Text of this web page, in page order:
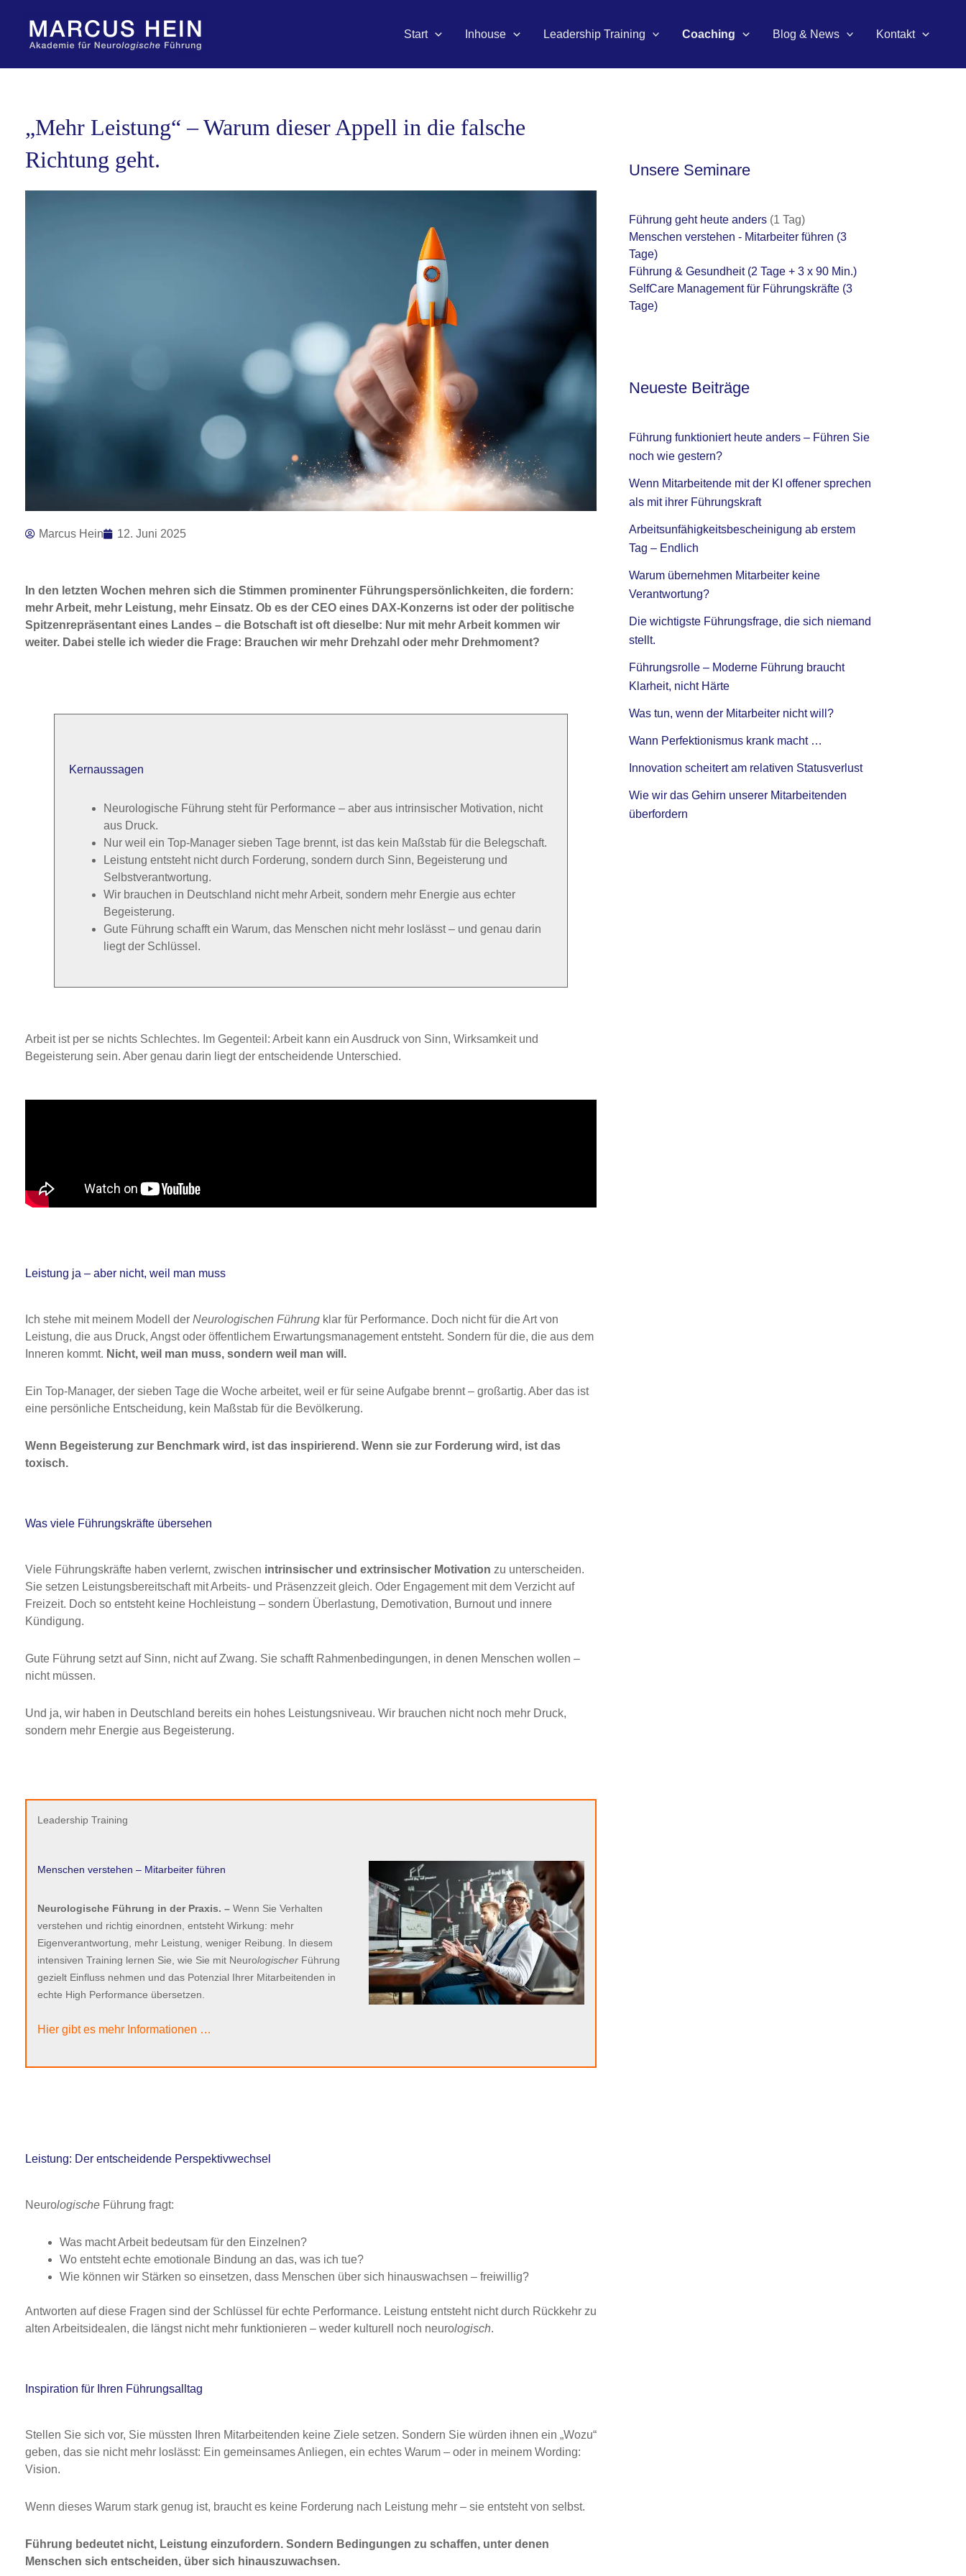
springen
Start Inhouse Leadership Training Coaching Blog & News Kontakt
„Mehr Leistung“ – Warum dieser Appell in die falsche
Richtung geht.
Marcus Hein 12. Juni 2025
In den letzten Wochen mehren sich die Stimmen prominenter Führungspersönlichkeiten, die fordern:
mehr Arbeit, mehr Leistung, mehr Einsatz. Ob es der CEO eines DAX-Konzerns ist oder der politische
Spitzenrepräsentant eines Landes – die Botschaft ist oft dieselbe: Nur mit mehr Arbeit kommen wir
weiter. Dabei stelle ich wieder die Frage: Brauchen wir mehr Drehzahl oder mehr Drehmoment?
Kernaussagen
Neurologische Führung steht für Performance – aber aus intrinsischer Motivation, nicht
aus Druck.
Nur weil ein Top-Manager sieben Tage brennt, ist das kein Maßstab für die Belegschaft.
Leistung entsteht nicht durch Forderung, sondern durch Sinn, Begeisterung und
Selbstverantwortung.
Wir brauchen in Deutschland nicht mehr Arbeit, sondern mehr Energie aus echter
Begeisterung.
Gute Führung schafft ein Warum, das Menschen nicht mehr loslässt – und genau darin
liegt der Schlüssel.
Arbeit ist per se nichts Schlechtes. Im Gegenteil: Arbeit kann ein Ausdruck von Sinn, Wirksamkeit und
Begeisterung sein. Aber genau darin liegt der entscheidende Unterschied.
Leistung ja – aber nicht, weil man muss
Ich stehe mit meinem Modell der Neurologischen Führung klar für Performance. Doch nicht für die Art von
Leistung, die aus Druck, Angst oder öffentlichem Erwartungsmanagement entsteht. Sondern für die, die aus dem
Inneren kommt. Nicht, weil man muss, sondern weil man will.
Ein Top-Manager, der sieben Tage die Woche arbeitet, weil er für seine Aufgabe brennt – großartig. Aber das ist
eine persönliche Entscheidung, kein Maßstab für die Bevölkerung.
Wenn Begeisterung zur Benchmark wird, ist das inspirierend. Wenn sie zur Forderung wird, ist das
toxisch.
Was viele Führungskräfte übersehen
Viele Führungskräfte haben verlernt, zwischen intrinsischer und extrinsischer Motivation zu unterscheiden.
Sie setzen Leistungsbereitschaft mit Arbeits- und Präsenzzeit gleich. Oder Engagement mit dem Verzicht auf
Freizeit. Doch so entsteht keine Hochleistung – sondern Überlastung, Demotivation, Burnout und innere
Kündigung.
Gute Führung setzt auf Sinn, nicht auf Zwang. Sie schafft Rahmenbedingungen, in denen Menschen wollen –
nicht müssen.
Und ja, wir haben in Deutschland bereits ein hohes Leistungsniveau. Wir brauchen nicht noch mehr Druck,
sondern mehr Energie aus Begeisterung.
Leadership Training
Menschen verstehen – Mitarbeiter führen
Neurologische Führung in der Praxis. – Wenn Sie Verhalten
verstehen und richtig einordnen, entsteht Wirkung: mehr
Eigenverantwortung, mehr Leistung, weniger Reibung. In diesem
intensiven Training lernen Sie, wie Sie mit Neurologischer Führung
gezielt Einfluss nehmen und das Potenzial Ihrer Mitarbeitenden in
echte High Performance übersetzen.
Hier gibt es mehr Informationen …
Leistung: Der entscheidende Perspektivwechsel
Neurologische Führung fragt:
Was macht Arbeit bedeutsam für den Einzelnen?
Wo entsteht echte emotionale Bindung an das, was ich tue?
Wie können wir Stärken so einsetzen, dass Menschen über sich hinauswachsen – freiwillig?
Antworten auf diese Fragen sind der Schlüssel für echte Performance. Leistung entsteht nicht durch Rückkehr zu
alten Arbeitsidealen, die längst nicht mehr funktionieren – weder kulturell noch neurologisch.
Inspiration für Ihren Führungsalltag
Stellen Sie sich vor, Sie müssten Ihren Mitarbeitenden keine Ziele setzen. Sondern Sie würden ihnen ein „Wozu“
geben, das sie nicht mehr loslässt: Ein gemeinsames Anliegen, ein echtes Warum – oder in meinem Wording:
Vision.
Wenn dieses Warum stark genug ist, braucht es keine Forderung nach Leistung mehr – sie entsteht von selbst.
Führung bedeutet nicht, Leistung einzufordern. Sondern Bedingungen zu schaffen, unter denen
Menschen sich entscheiden, über sich hinauszuwachsen.
Unsere Seminare
Führung geht heute anders (1 Tag)
Menschen verstehen - Mitarbeiter führen (3
Tage)
Führung & Gesundheit(2 Tage + 3 x 90 Min.)
SelfCare Management für Führungskräfte (3
Tage)
Neueste Beiträge
Führung funktioniert heute anders – Führen Sie
noch wie gestern?
Wenn Mitarbeitende mit der KI offener sprechen
als mit ihrer Führungskraft
Arbeitsunfähigkeitsbescheinigung ab erstem
Tag – Endlich
Warum übernehmen Mitarbeiter keine
Verantwortung?
Die wichtigste Führungsfrage, die sich niemand
stellt.
Führungsrolle – Moderne Führung braucht
Klarheit, nicht Härte
Was tun, wenn der Mitarbeiter nicht will?
Wann Perfektionismus krank macht …
Innovation scheitert am relativen Statusverlust
Wie wir das Gehirn unserer Mitarbeitenden
überfordern